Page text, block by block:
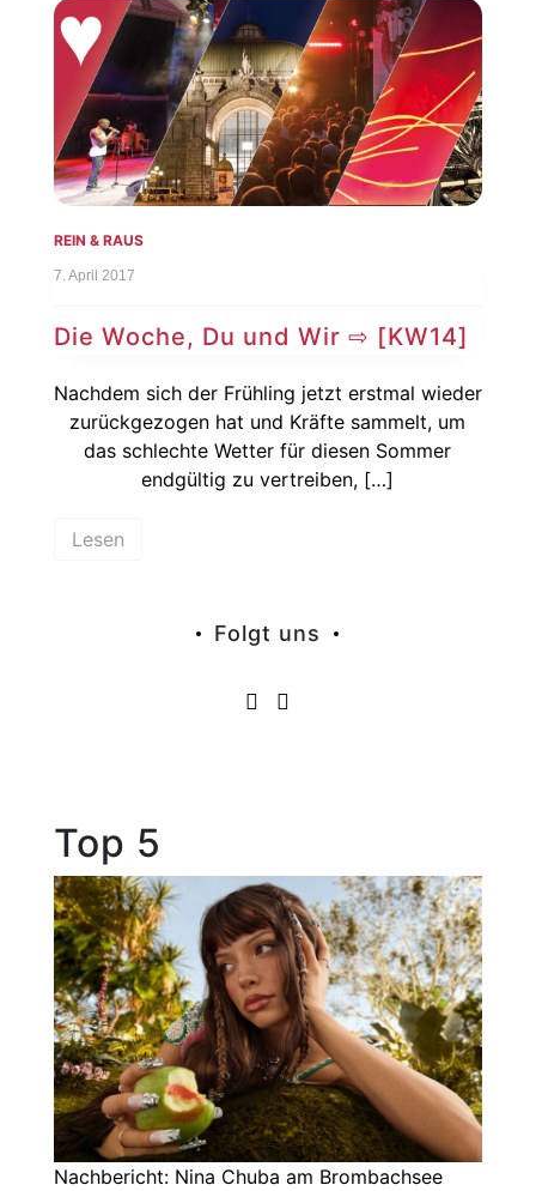
REIN & RAUS
7. April 2017
Die Woche, Du und Wir ⇨ [KW14]
Nachdem sich der Frühling jetzt erstmal wieder
zurückgezogen hat und Kräfte sammelt, um
das schlechte Wetter für diesen Sommer
endgültig zu vertreiben, […]
Lesen
Folgt uns
Top 5
Nachbericht: Nina Chuba am Brombachsee